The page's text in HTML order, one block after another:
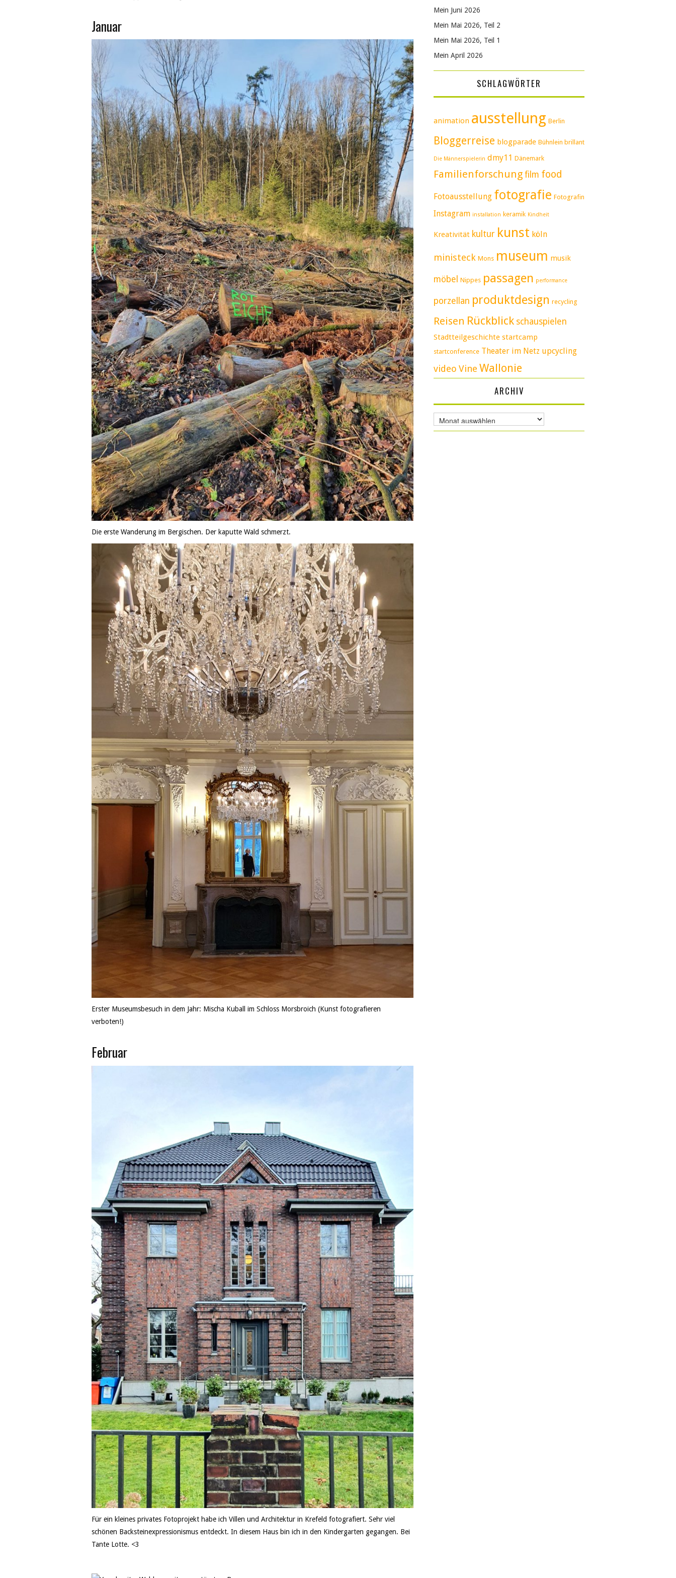
Januar
Die erste Wanderung im Bergischen. Der kaputte Wald schmerzt.
Erster Museumsbesuch in dem Jahr: Mischa Kuball im Schloss Morsbroich (Kunst fotografieren
verboten!)
Februar
Für ein kleines privates Fotoprojekt habe ich Villen und Architektur in Krefeld fotografiert. Sehr viel
schönen Backsteinexpressionismus entdeckt. In diesem Haus bin ich in den Kindergarten gegangen. Bei
Tante Lotte. <3
Mein Juni 2026
Mein Mai 2026, Teil 2
Mein Mai 2026, Teil 1
Mein April 2026
SCHLAGWÖRTER
animation ausstellung Berlin
Bloggerreise blogparade Bühnlein brillant
Die Männerspielerin dmy11 Dänemark
Familienforschung film food
Fotoausstellung fotografie Fotografin
Instagram installation keramik Kindheit
Kreativität kultur kunst köln
ministeck Mons museum musik
möbel Nippes passagen performance
porzellan produktdesign recycling
Reisen Rückblick schauspielen
Stadtteilgeschichte startcamp
startconference Theater im Netz upcycling
video Vine Wallonie
ARCHIV
Archiv